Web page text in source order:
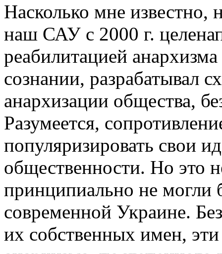
Насколько мне известно,
наш САУ с 2000 г.
реабилитацией
сознании, разрабатывал
анархизации общества,
Разумеется,
популяризировать свои
общественности. Но это
принципиально не могли
современной Украине.
их собственных имен,